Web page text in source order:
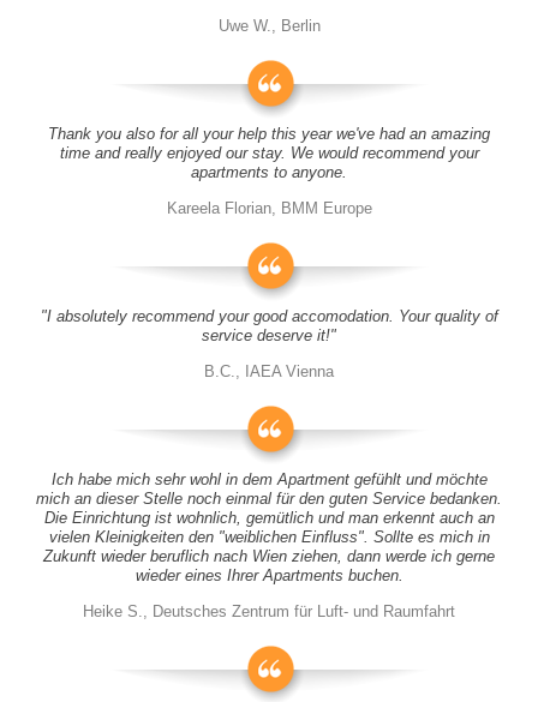
Uwe W., Berlin
Thank you also for all your help this year we've had an amazing
time and really enjoyed our stay. We would recommend your
apartments to anyone.
Kareela Florian, BMM Europe
"I absolutely recommend your good accomodation. Your quality of
service deserve it!"
B.C., IAEA Vienna
Ich habe mich sehr wohl in dem Apartment gefühlt und möchte
mich an dieser Stelle noch einmal für den guten Service bedanken.
Die Einrichtung ist wohnlich, gemütlich und man erkennt auch an
vielen Kleinigkeiten den "weiblichen Einfluss". Sollte es mich in
Zukunft wieder beruflich nach Wien ziehen, dann werde ich gerne
wieder eines Ihrer Apartments buchen.
Heike S., Deutsches Zentrum für Luft- und Raumfahrt